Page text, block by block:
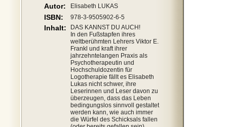
Autor:
Elisabeth LUKAS
ISBN: 978-3-9505902-6-5
Inhalt:
DAS KANNST DU AUCH!
In den Fußstapfen ihres
weltberühmten Lehrers Viktor E.
Frankl und kraft ihrer
jahrzehntelangen Praxis als
Psychotherapeutin und
Hochschuldozentin für
Logotherapie fällt es Elisabeth
Lukas nicht schwer, ihre
Leserinnen und Leser davon zu
überzeugen, dass das Leben
bedingungslos sinnvoll gestaltet
werden kann, wie auch immer
die Würfel des Schicksals fallen